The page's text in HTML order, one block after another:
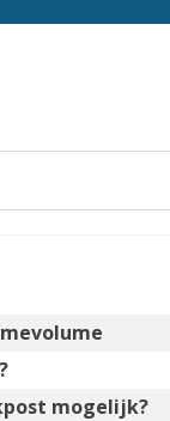
mogelijk?